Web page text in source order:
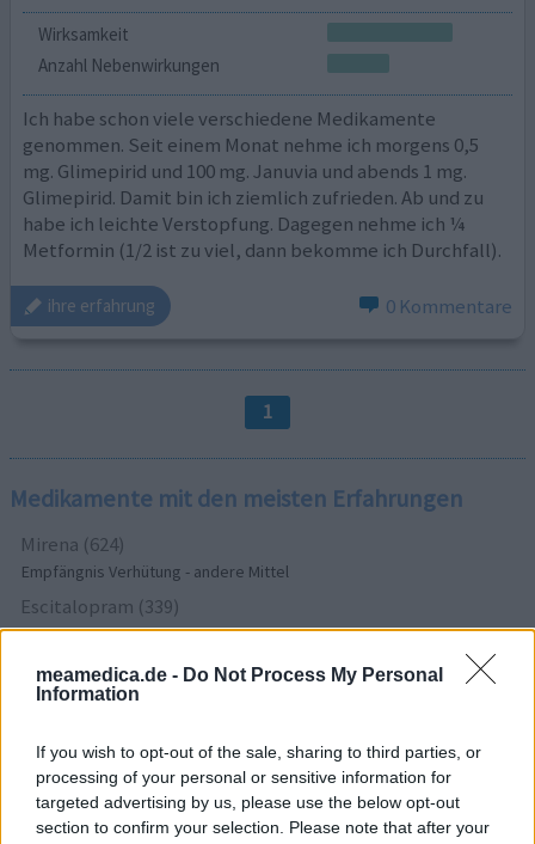
meamedica.de - Do Not Process My Personal
Information
If you wish to opt-out of the sale, sharing to third parties, or
processing of your personal or sensitive information for
targeted advertising by us, please use the below opt-out
section to confirm your selection. Please note that after your
Wirksamkeit
Anzahl Nebenwirkungen
Ich habe schon viele verschiedene Medikamente
genommen. Seit einem Monat nehme ich morgens 0,5
mg. Glimepirid und 100 mg. Januvia und abends 1 mg.
Glimepirid. Damit bin ich ziemlich zufrieden. Ab und zu
habe ich leichte Verstopfung. Dagegen nehme ich ¼
Metformin (1/2 ist zu viel, dann bekomme ich Durchfall).
ihre erfahrung 0 Kommentare
1
Medikamente mit den meisten Erfahrungen
Mirena (624)
Empfängnis Verhütung - andere Mittel
Escitalopram (339)
Depression - SSRI
Venlafaxin (326)
Depression - andere Mittel
Cholesterin
Sertralin (302)
Depression - SSRI